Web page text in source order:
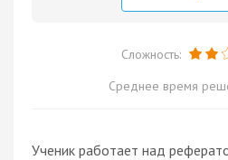
Сложность:
Среднее время
Ученик работает над